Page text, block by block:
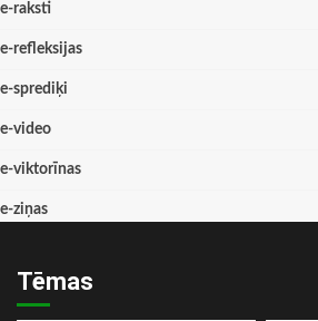
e-raksti
e-refleksijas
e-sprediķi
e-video
e-viktorīnas
e-ziņas
Tēmas